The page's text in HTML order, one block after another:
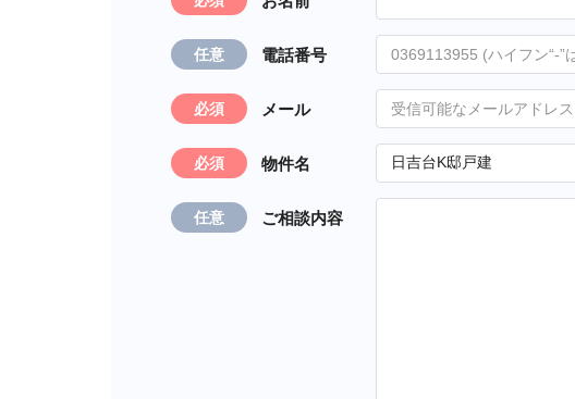
任意 電話番号
必須 メール
必須 物件名
任意 ご相談内容